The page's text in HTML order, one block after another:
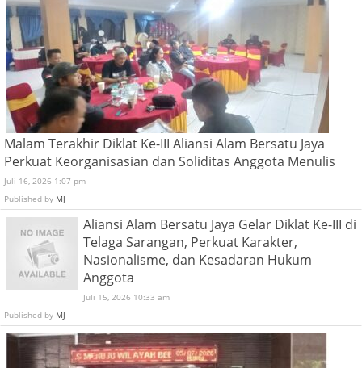
Malam Terakhir Diklat Ke-III Aliansi Alam Bersatu Jaya
Perkuat Keorganisasian dan Soliditas Anggota Menulis
Juli 16, 2026 1:07 pm
Published by MJ
Aliansi Alam Bersatu Jaya Gelar Diklat Ke-III di
Telaga Sarangan, Perkuat Karakter,
Nasionalisme, dan Kesadaran Hukum
Anggota
Juli 15, 2026 10:33 am
Published by MJ